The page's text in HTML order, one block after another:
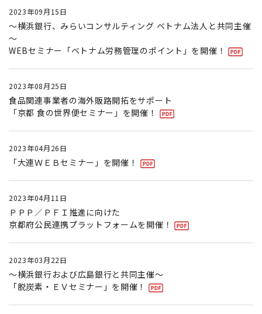
2023年09月15日
～横浜銀行、みらいコンサルティング ベトナム法人と共同主催
～
WEBセミナー「ベトナム労務管理のポイント」を開催！
2023年08月25日
食品関連事業者の海外販路開拓をサポート
「京都 食の世界便セミナー」を開催！
2023年04月26日
「大連ＷＥＢセミナー」を開催！
2023年04月11日
ＰＰＰ／ＰＦＩ推進に向けた
京都府公民連携プラットフォームを開催！
2023年03月22日
～横浜銀行および広島銀行と共同主催～
「脱炭素・ＥＶセミナー」を開催！